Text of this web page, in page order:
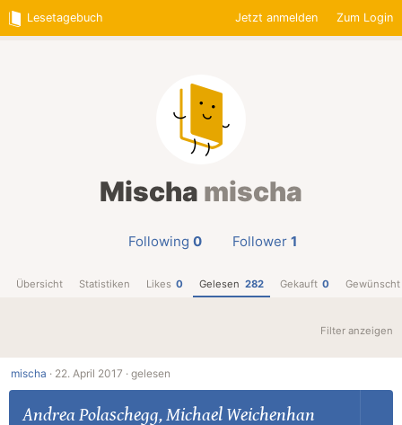
Lesetagebuch Jetzt anmelden Zum Login
Mischa mischa
Following 0 Follower 1
Übersicht Statistiken Likes 0 Gelesen 282 Gekauft 0 Gewünscht
Filter anzeigen
mischa · 22. April 2017 · gelesen
Andrea Polaschegg, Michael Weichenhan